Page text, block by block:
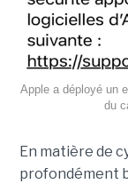
Apple a déployé un
du
En matière de
profondément